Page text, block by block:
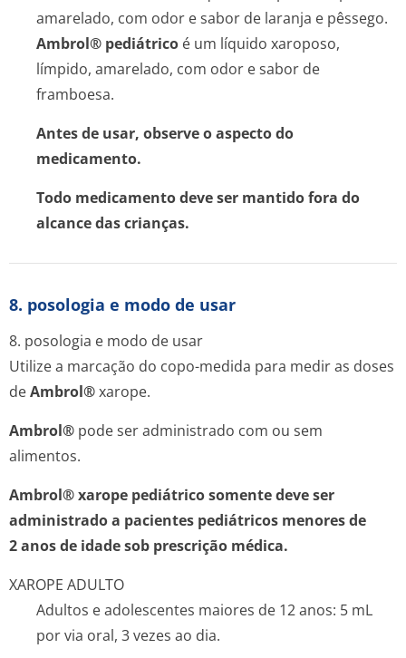
amarelado, com odor e sabor de laranja e pêssego.
Ambrol® pediátrico é um líquido xaroposo,
límpido, amarelado, com odor e sabor de
framboesa.
Antes de usar, observe o aspecto do
medicamento.
Todo medicamento deve ser mantido fora do
alcance das crianças.
8. posologia e modo de usar
8. posologia e modo de usar
Utilize a marcação do copo-medida para medir as doses
deAmbrol®xarope.
Ambrol® pode ser administrado com ou sem
alimentos.
Ambrol® xarope pediátrico somente deve ser
administrado a pacientes pediátricos menores de
2 anos de idade sob prescrição médica.
XAROPE ADULTO
Adultos e adolescentes maiores de 12 anos: 5 mL
por via oral, 3 vezes ao dia.